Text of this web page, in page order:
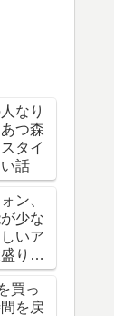
なり
つ森
タイ
話
ン、
少な
いア
り上
買っ
を戻